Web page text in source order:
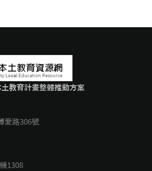
土教育計畫整體推動方案
愛路306號
1308